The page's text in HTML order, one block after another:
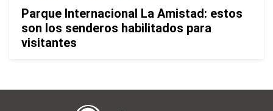
Parque Internacional La Amistad: estos
son los senderos habilitados para
visitantes